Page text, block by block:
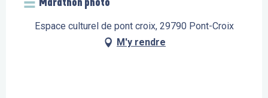
Espace culturel de pont croix, 29790 Pont-Croix
M'y rendre